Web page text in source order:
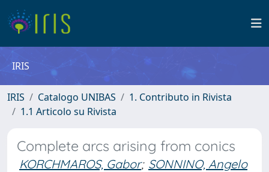
IRIS
IRIS Catalogo UNIBAS
1. Contributo in Rivista
1.1 Articolo su Rivista
Complete arcs arising from conics
KORCHMAROS, Gabor; SONNINO, Angelo